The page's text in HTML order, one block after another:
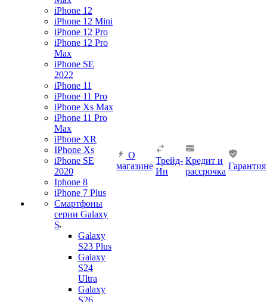
iPhone 12
iPhone 12 Mini
iPhone 12 Pro
iPhone 12 Pro
Max
iPhone SE
2022
iPhone 11
iPhone 11 Pro
iPhone Xs Max
iPhone 11 Pro
Max
iPhone XR
IPhone Xs
iPhone SE
2020
Iphone 8
iPhone 7 Plus
Смартфоны
серии Galaxy
S
Galaxy
S23 Plus
Galaxy
S24
Ultra
Galaxy
S26
О
магазине
Трейд-
Ин
Кредит и
рассрочка
Гарантия